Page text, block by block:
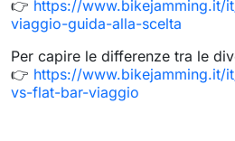
👉 https://
viaggio-guida-alla-scelta
Per capire le differenze tra le
👉 https://
vs-flat-bar-viaggio